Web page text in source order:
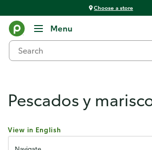
Choose a store
Menu
Products & Services
Pescados y
View in English